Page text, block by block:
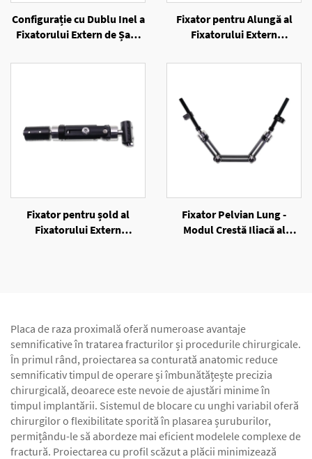
Configurație cu Dublu Inel a
Fixatorului Extern de Șase
Fixator pentru Alungă al
Fixatorului Extern
Fixator pentru șold al
Fixatorului Extern
Fixator Pelvian Lung -
Modul Crestă Iliacă al
Placa de raza proximală oferă numeroase avantaje
semnificative în tratarea fracturilor și procedurile chirurgicale.
În primul rând, proiectarea sa conturată anatomic reduce
semnificativ timpul de operare și îmbunătățește precizia
chirurgicală, deoarece este nevoie de ajustări minime în
timpul implantării. Sistemul de blocare cu unghi variabil oferă
chirurgilor o flexibilitate sporită în plasarea șuruburilor,
permițându-le să abordeze mai eficient modelele complexe de
fractură. Proiectarea cu profil scăzut a plăcii minimizează